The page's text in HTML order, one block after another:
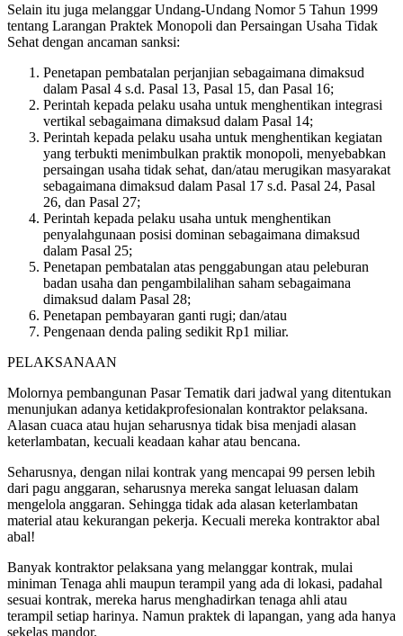
Selain itu juga melanggar Undang-Undang Nomor 5 Tahun 1999
tentang Larangan Praktek Monopoli dan Persaingan Usaha Tidak
Sehat dengan ancaman sanksi:
Penetapan pembatalan perjanjian sebagaimana dimaksud
dalam Pasal 4 s.d. Pasal 13, Pasal 15, dan Pasal 16;
Perintah kepada pelaku usaha untuk menghentikan integrasi
vertikal sebagaimana dimaksud dalam Pasal 14;
Perintah kepada pelaku usaha untuk menghentikan kegiatan
yang terbukti menimbulkan praktik monopoli, menyebabkan
persaingan usaha tidak sehat, dan/atau merugikan masyarakat
sebagaimana dimaksud dalam Pasal 17 s.d. Pasal 24, Pasal
26, dan Pasal 27;
Perintah kepada pelaku usaha untuk menghentikan
penyalahgunaan posisi dominan sebagaimana dimaksud
dalam Pasal 25;
Penetapan pembatalan atas penggabungan atau peleburan
badan usaha dan pengambilalihan saham sebagaimana
dimaksud dalam Pasal 28;
Penetapan pembayaran ganti rugi; dan/atau
Pengenaan denda paling sedikit Rp1 miliar.
PELAKSANAAN
Molornya pembangunan Pasar Tematik dari jadwal yang ditentukan
menunjukan adanya ketidakprofesionalan kontraktor pelaksana.
Alasan cuaca atau hujan seharusnya tidak bisa menjadi alasan
keterlambatan, kecuali keadaan kahar atau bencana.
Seharusnya, dengan nilai kontrak yang mencapai 99 persen lebih
dari pagu anggaran, seharusnya mereka sangat leluasan dalam
mengelola anggaran. Sehingga tidak ada alasan keterlambatan
material atau kekurangan pekerja. Kecuali mereka kontraktor abal
abal!
Banyak kontraktor pelaksana yang melanggar kontrak, mulai
miniman Tenaga ahli maupun terampil yang ada di lokasi, padahal
sesuai kontrak, mereka harus menghadirkan tenaga ahli atau
terampil setiap harinya. Namun praktek di lapangan, yang ada hanya
sekelas mandor.